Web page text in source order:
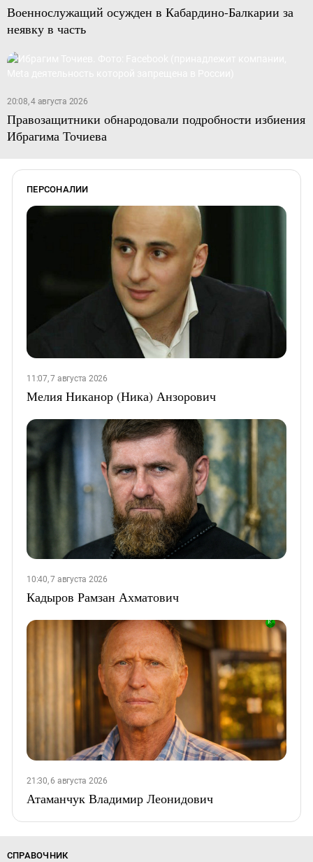
Военнослужащий осужден в Кабардино-Балкарии за
неявку в часть
20:08, 4 августа 2026
Правозащитники обнародовали подробности избиения
Ибрагима Точиева
ПЕРСОНАЛИИ
11:07, 7 августа 2026
Мелия Никанор (Ника) Анзорович
10:40, 7 августа 2026
Кадыров Рамзан Ахматович
21:30, 6 августа 2026
Атаманчук Владимир Леонидович
СПРАВОЧНИК